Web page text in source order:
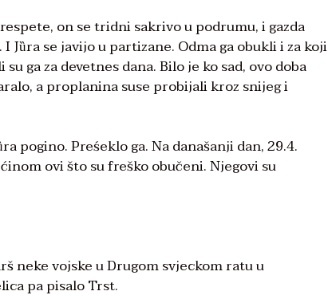
on se tridni sakrivo u podrumu, i gazda
Jȕra se javijo u partizane. Odma ga obukli i za koji
ga za devetnes dana. Bilo je ko sad, ovo doba
a proplanina suse probijali kroz snijeg i
pogino. Preśeklo ga. Na današanji dan, 29.4.
ovi što su freško obučeni. Njegovi su
neke vojske u Drugom svjeckom ratu u
pa pisalo Trst.